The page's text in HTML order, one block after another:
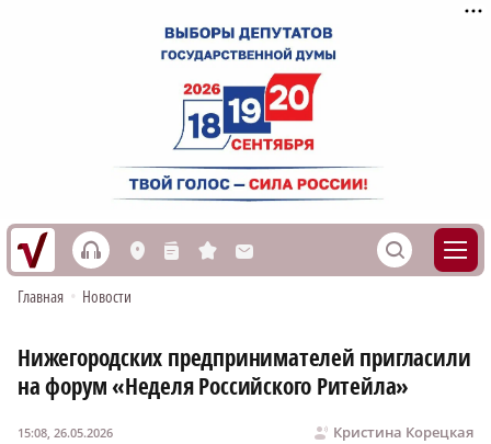
h L n s M S
Главная • Новости
Нижегородских предпринимателей пригласили
на форум «Неделя Российского Ритейла»
Кристина Корецкая
15:08, 26.05.2026